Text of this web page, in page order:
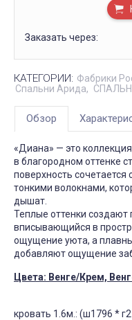
Заказать через:
КАТЕГОРИИ: Фабрики
Спальни Арида
Обзор
«Диана» — это
в благородном оттенке
поверхность
тонкими волокнами,
дышат.
Теплые оттенки
вписывающийся в
ощущение уюта, а
добавляют ощущение
Цвета: Венге/Крем,
кровать 1.6м.: (ш1796 *